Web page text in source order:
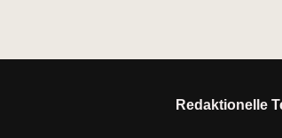
Redaktionelle